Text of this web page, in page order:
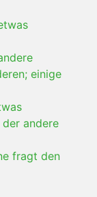
einige
andere
fragt den